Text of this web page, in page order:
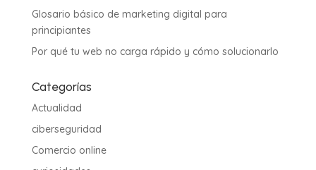
Glosario básico de marketing digital para
principiantes
Por qué tu web no carga rápido y cómo solucionarlo
Categorías
Actualidad
ciberseguridad
Comercio online